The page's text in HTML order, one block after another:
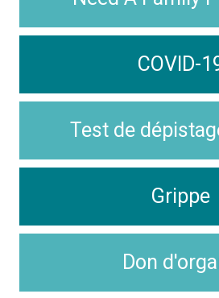
COVID-
Test de
Grippe
Don